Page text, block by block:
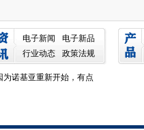
电子新闻
电子新品
行业动态
政策法规
替代方案的代码
为诺基亚重新开始，有点
摩为网络安全失败罚款
保险